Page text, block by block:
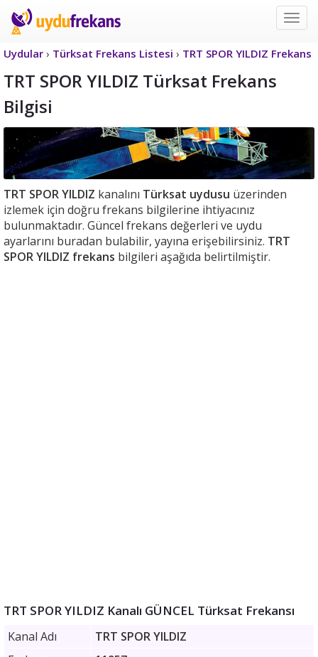
Uydu
Uydular › Türksat Frekans Listesi › TRT SPOR YILDIZ Frekans
TRT SPOR YILDIZ Türksat Frekans
Bilgisi
TRT SPOR YILDIZ kanalını Türksat uydusu üzerinden
izlemek için doğru frekans bilgilerine ihtiyacınız
bulunmaktadır. Güncel frekans değerleri ve uydu
ayarlarını buradan bulabilir, yayına erişebilirsiniz. TRT
SPOR YILDIZ frekans bilgileri aşağıda belirtilmiştir.
TRT SPOR YILDIZ Kanalı GÜNCEL Türksat Frekansı
Kanal Adı
TRT SPOR YILDIZ